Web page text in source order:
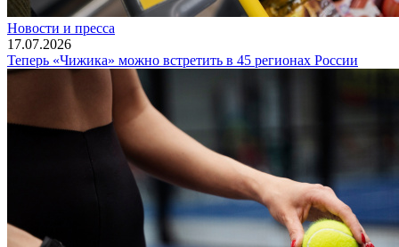
Новости и пресса
17.07.2026
Теперь «Чижика» можно встретить в 45 регионах России